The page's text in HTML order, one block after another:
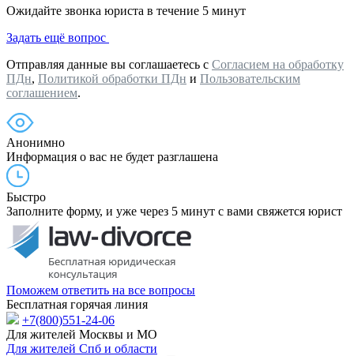
Ожидайте звонка юриста в течение 5 минут
Задать ещё вопрос
Отправляя данные вы соглашаетесь с Согласием на обработку
ПДн, Политикой обработки ПДн и Пользовательским
соглашением.
Анонимно
Информация о вас не будет разглашена
Быстро
Заполните форму, и уже через 5 минут с вами свяжется юрист
Поможем ответить на все вопросы
Бесплатная горячая линия
+7(800)551-24-06
Для жителей Москвы и МО
Для жителей Спб и области